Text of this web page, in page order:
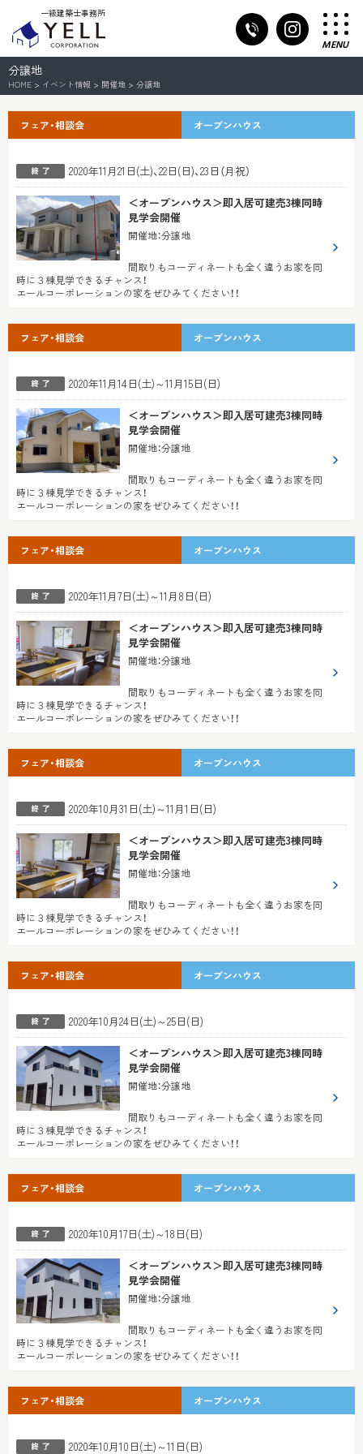
一級建築士事務所
MENU
分譲地
HOME > イベント情報 > 開催地 > 分譲地
フェア・相談会 オープンハウス
2020年11月21日(土)、22日(日)、23日（月祝）
＜オープンハウス＞即入居可建売3棟同時
見学会開催
開催地：分譲地
間取りもコーディネートも全く違うお家を同
時に３棟見学できるチャンス！
エールコーポレーションの家をぜひみてください！！
フェア・相談会 オープンハウス
2020年11月14日(土)～11月15日(日)
＜オープンハウス＞即入居可建売3棟同時
見学会開催
開催地：分譲地
間取りもコーディネートも全く違うお家を同
時に３棟見学できるチャンス！
エールコーポレーションの家をぜひみてください！！
フェア・相談会 オープンハウス
2020年11月7日(土)～11月8日(日)
＜オープンハウス＞即入居可建売3棟同時
見学会開催
開催地：分譲地
間取りもコーディネートも全く違うお家を同
時に３棟見学できるチャンス！
エールコーポレーションの家をぜひみてください！！
フェア・相談会 オープンハウス
2020年10月31日(土)～11月1日(日)
＜オープンハウス＞即入居可建売3棟同時
見学会開催
開催地：分譲地
間取りもコーディネートも全く違うお家を同
時に３棟見学できるチャンス！
エールコーポレーションの家をぜひみてください！！
フェア・相談会 オープンハウス
2020年10月24日(土)～25日(日)
＜オープンハウス＞即入居可建売3棟同時
見学会開催
開催地：分譲地
間取りもコーディネートも全く違うお家を同
時に３棟見学できるチャンス！
エールコーポレーションの家をぜひみてください！！
フェア・相談会 オープンハウス
2020年10月17日(土)～18日(日)
＜オープンハウス＞即入居可建売3棟同時
見学会開催
開催地：分譲地
間取りもコーディネートも全く違うお家を同
時に３棟見学できるチャンス！
エールコーポレーションの家をぜひみてください！！
フェア・相談会 オープンハウス
2020年10月10日(土)～11日(日)